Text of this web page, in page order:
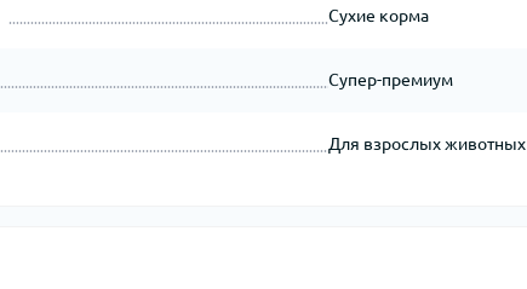
Сухие корма
Супер-премиум
Для взрослых животных